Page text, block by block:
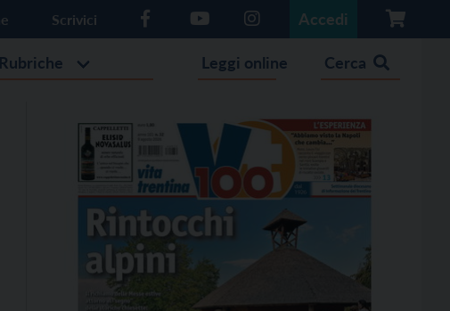
Scrivici Accedi
Rubriche Leggi online Cerca